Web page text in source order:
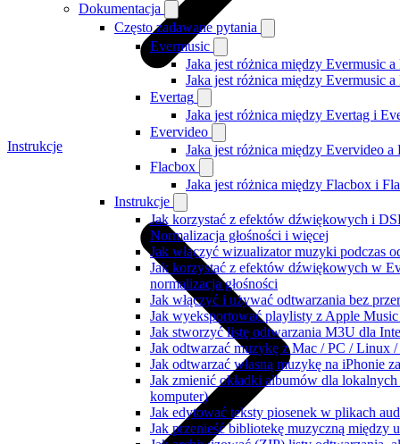
Dokumentacja
Często zadawane pytania
Evermusic
Jaka jest różnica między Evermusic
Jaka jest różnica między Evermusic
Evertag
Jaka jest różnica między Evertag i
Evervideo
Jaka jest różnica między Evervideo a
Flacbox
Jaka jest różnica między Flacbox i
Instrukcje
Jak korzystać z efektów dźwiękowych i
Normalizacja głośności i więcej
Jak włączyć wizualizator muzyki podczas
Jak korzystać z efektów dźwiękowych w
normalizacja głośności
Jak włączyć i używać odtwarzania bez
Jak wyeksportować playlisty z Apple
Jak stworzyć listę odtwarzania M3U dla
Jak odtwarzać muzykę z Mac / PC /
Jak odtwarzać własną muzykę na iPhonie
Jak zmienić okładki albumów dla
komputer)
Jak edytować teksty piosenek w plikach
Jak przenieść bibliotekę muzyczną
Instrukcje